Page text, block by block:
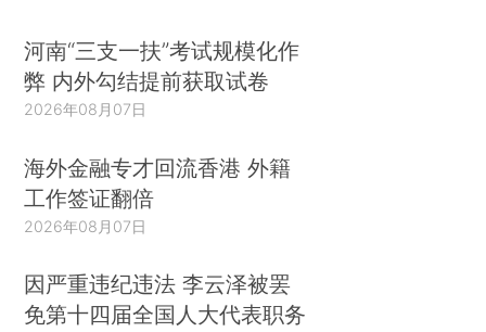
河南“三支一扶”考试规模化作
弊 内外勾结提前获取试卷
2026年08月07日
海外金融专才回流香港 外籍
工作签证翻倍
2026年08月07日
因严重违纪违法 李云泽被罢
免第十四届全国人大代表职务